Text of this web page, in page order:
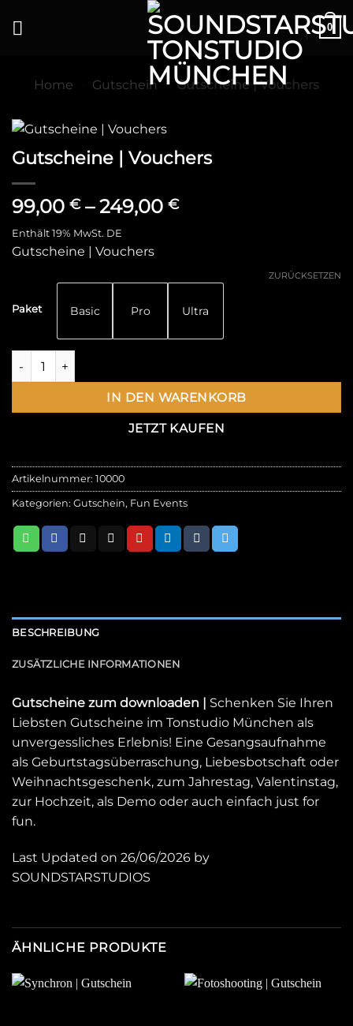
0
Home Gutschein - Gutscheine | Vouchers
Gutscheine | Vouchers
99,00 € –249,00 €
Enthält 19% MwSt. DE
Gutscheine | Vouchers
Paket Basic Pro Ultra
ZURÜCKSETZEN
IN DEN WARENKORB
JETZT KAUFEN
Artikelnummer: 10000
Kategorien: Gutschein, Fun Events
BESCHREIBUNG
ZUSÄTZLICHE INFORMATIONEN
Gutscheine zum downloaden | Schenken Sie Ihren
Liebsten Gutscheine im Tonstudio München als
unvergessliches Erlebnis! Eine Gesangsaufnahme
als Geburtstagsüberraschung, Liebesbotschaft oder
Weihnachtsgeschenk, zum Jahrestag, Valentinstag,
zur Hochzeit, als Demo oder auch einfach just for
fun.
Last Updated on 26/06/2026 by
SOUNDSTARSTUDIOS
ÄHNLICHE PRODUKTE